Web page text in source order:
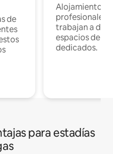
de
Alojamientos
profesionales
trabajan a
espacios de
dedicados.
para estadías